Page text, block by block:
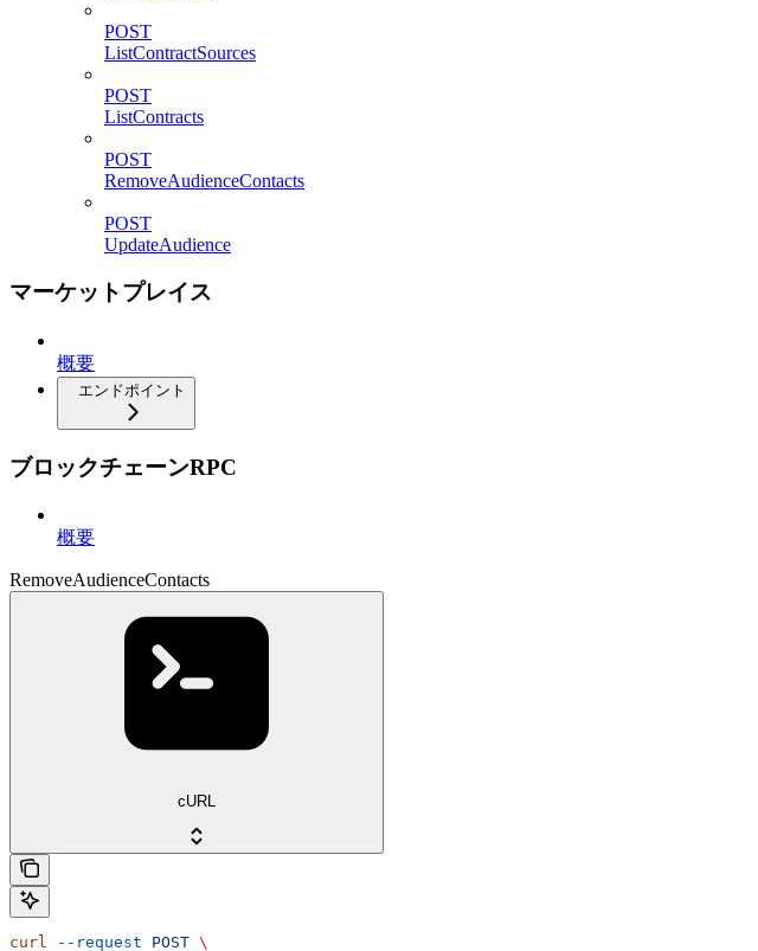
POST
ListContractSources
POST
ListContracts
POST
RemoveAudienceContacts
POST
UpdateAudience
マーケットプレイス
概要
エンドポイント
ブロックチェーンRPC
概要
RemoveAudienceContacts
cURL
curl --request POST \